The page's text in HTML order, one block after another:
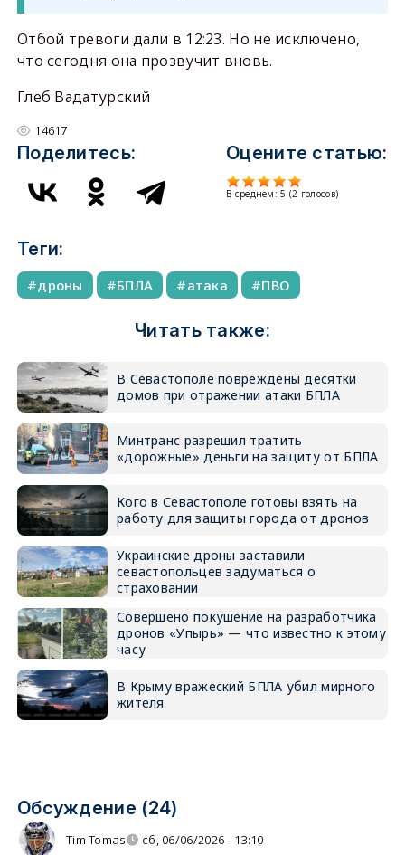
Отбой тревоги дали в 12:23. Но не исключено,
что сегодня она прозвучит вновь.
Глеб Вадатурский
14617
Поделитесь: Оцените статью:
В среднем:5 (2 голосов)
Теги:
дроны БПЛА атака ПВО
Читать также:
В Севастополе повреждены десятки
домов при отражении атаки БПЛА
Минтранс разрешил тратить
«дорожные» деньги на защиту от БПЛА
Кого в Севастополе готовы взять на
работу для защиты города от дронов
Украинские дроны заставили
севастопольцев задуматься о
страховании
Совершено покушение на разработчика
дронов «Упырь» — что известно к этому
часу
В Крыму вражеский БПЛА убил мирного
жителя
Обсуждение (24)
Tim Tomas сб, 06/06/2026 - 13:10